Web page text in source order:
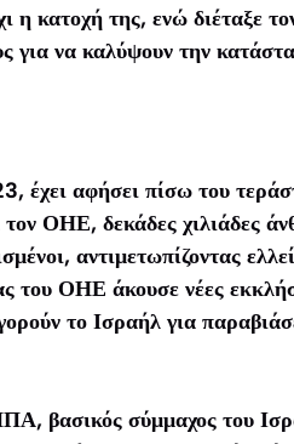
κατοχή της, ενώ διέταξε
για να καλύψουν την
έχει αφήσει πίσω του
ΟΗΕ, δεκάδες χιλιάδες
αντιμετωπίζοντας
του ΟΗΕ άκουσε νέες
το Ισραήλ για
βασικός σύμμαχος του